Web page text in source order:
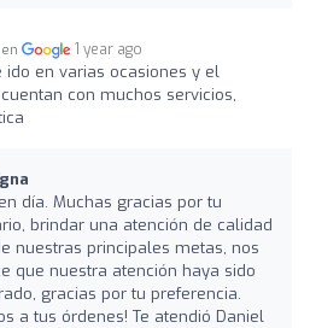
1 year ago
ido en varias ocasiones y el
con muchos servicios,
día. Muchas gracias por tu
brindar una atención de calidad
nuestras principales metas, nos
que nuestra atención haya sido
gracias por tu preferencia.
a tus órdenes! Te atendió Daniel